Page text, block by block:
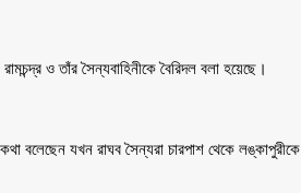
ও তাঁর সৈন্যবাহিনীকে বৈরিদল বলা হয়েছে।
বলেছেন যখন রাঘব সৈন্যরা চারপাশ থেকে লঙ্কাপুরীকে